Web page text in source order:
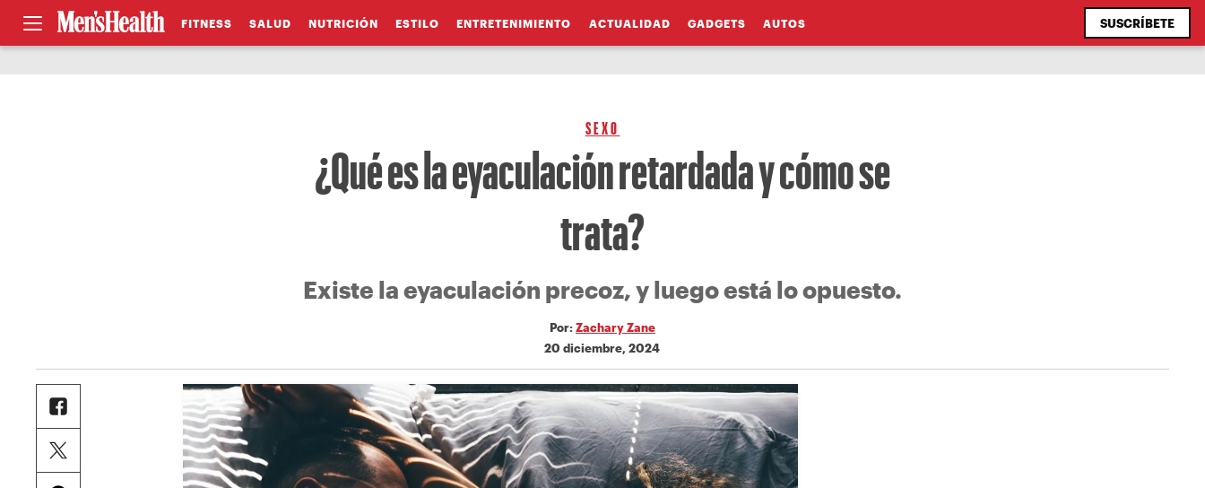
FITNESS SALUD NUTRICIÓN ESTILO ENTRETENIMIENTO ACTUALIDAD GADGETS AUTOS SUSCRÍBETE
SEXO
¿Qué es la eyaculación retardada y cómo se
trata?
Existe la eyaculación precoz, y luego está lo opuesto.
Por: Zachary Zane
20 diciembre, 2024